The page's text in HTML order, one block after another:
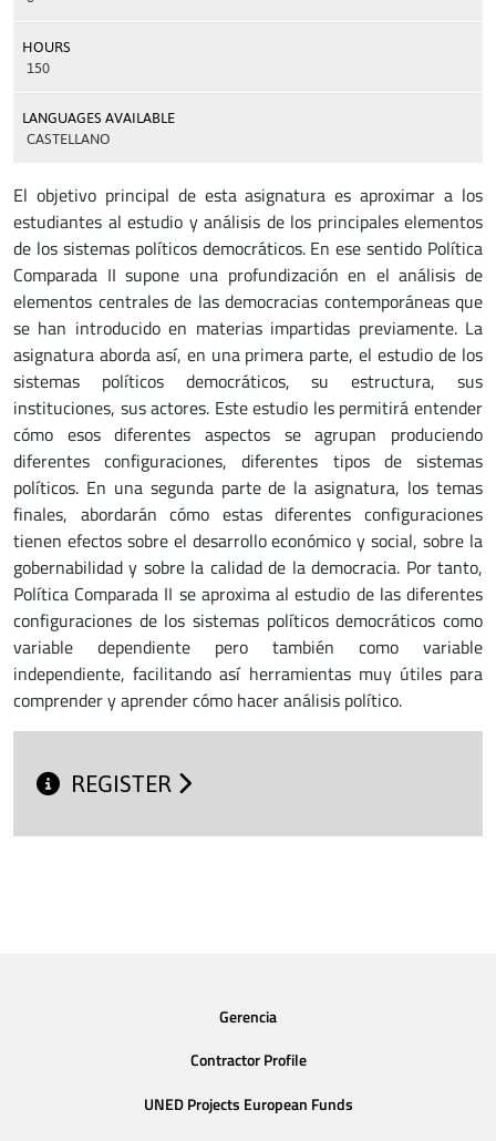
HOURS
150
LANGUAGES AVAILABLE
CASTELLANO
El objetivo principal de esta asignatura es aproximar a los
estudiantes al estudio y análisis de los principales elementos
de los sistemas políticos democráticos. En ese sentido Política
Comparada II supone una profundización en el análisis de
elementos centrales de las democracias contemporáneas que
se han introducido en materias impartidas previamente. La
asignatura aborda así, en una primera parte, el estudio de los
sistemas políticos democráticos, su estructura, sus
instituciones, sus actores. Este estudio les permitirá entender
cómo esos diferentes aspectos se agrupan produciendo
diferentes configuraciones, diferentes tipos de sistemas
políticos. En una segunda parte de la asignatura, los temas
finales, abordarán cómo estas diferentes configuraciones
tienen efectos sobre el desarrollo económico y social, sobre la
gobernabilidad y sobre la calidad de la democracia. Por tanto,
Política Comparada II se aproxima al estudio de las diferentes
configuraciones de los sistemas políticos democráticos como
variable dependiente pero también como variable
independiente, facilitando así herramientas muy útiles para
comprender y aprender cómo hacer análisis político.
REGISTER
Gerencia
Contractor Profile
UNED Projects European Funds